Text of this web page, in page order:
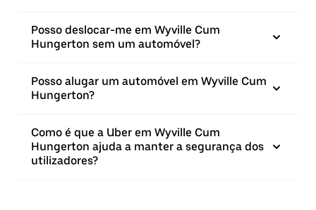
Posso deslocar-me em Wyville Cum
Hungerton sem um automóvel?
Posso alugar um automóvel em Wyville Cum
Hungerton?
Como é que a Uber em Wyville Cum
Hungerton ajuda a manter a segurança dos
utilizadores?